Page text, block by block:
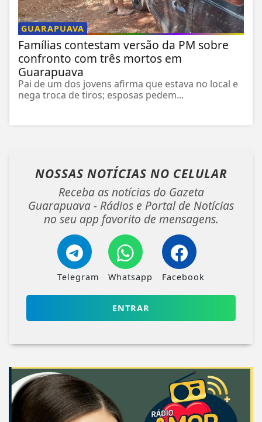
GUARAPUAVA
Famílias contestam versão da PM sobre
confronto com três mortos em
Guarapuava
Pai de um dos jovens afirma que estava no local e
nega troca de tiros; esposas pedem...
NOSSAS NOTÍCIAS NO CELULAR
Receba as notícias do Gazeta
Guarapuava - Rádios e Portal de Notícias
no seu app favorito de mensagens.
Telegram Whatsapp Facebook
ENTRAR